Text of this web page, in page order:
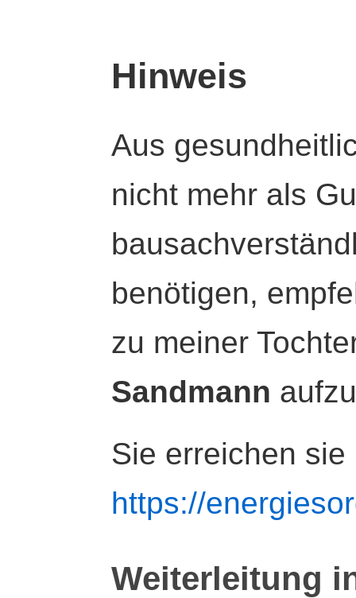
Hinweis
Aus
nicht mehr als
benötigen,
zu meiner
Sandmann
Sie erreichen sie
https://
Weiterleitung